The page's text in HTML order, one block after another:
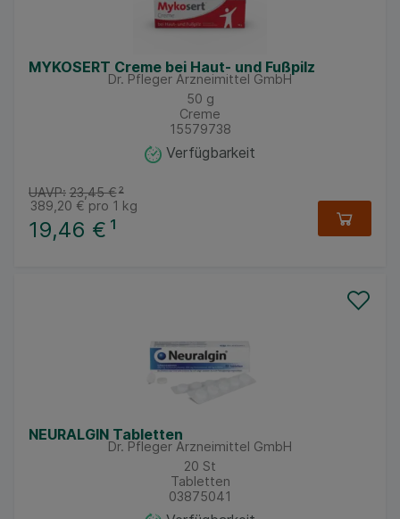
MYKOSERT Creme bei Haut- und Fußpilz
Dr. Pfleger Arzneimittel GmbH
50 g
Creme
15579738
Verfügbarkeit
19,46 € ¹
UAVP: 23,45 €²
389,20 € pro 1 kg
NEURALGIN Tabletten
Dr. Pfleger Arzneimittel GmbH
20 St
Tabletten
03875041